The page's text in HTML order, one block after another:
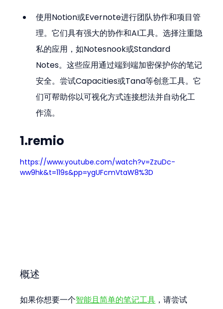
使用Notion或Evernote进行团队协作和项目管
理。它们具有强大的协作和AI工具。选择注重隐
私的应用，如Notesnook或Standard
Notes。这些应用通过端到端加密保护你的笔记
安全。尝试Capacities或Tana等创意工具。它
们可帮助你以可视化方式连接想法并自动化工
作流。
1.remio
https://www.youtube.com/watch?v=ZzuDc-
ww9hk&t=119s&pp=ygUFcmVtaW8%3D
概述
如果你想要一个智能且简单的笔记工具 ，请尝试